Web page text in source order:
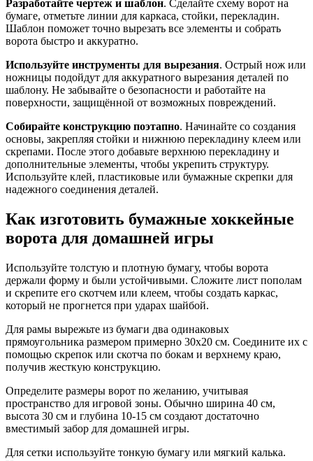
Разработайте чертеж и шаблон. Сделайте схему ворот на
бумаге, отметьте линии для каркаса, стойки, перекладин.
Шаблон поможет точно вырезать все элементы и собрать
ворота быстро и аккуратно.
Используйте инструменты для вырезания. Острый нож или
ножницы подойдут для аккуратного вырезания деталей по
шаблону. Не забывайте о безопасности и работайте на
поверхности, защищённой от возможных повреждений.
Собирайте конструкцию поэтапно. Начинайте со создания
основы, закрепляя стойки и нижнюю перекладину клеем или
скрепами. После этого добавьте верхнюю перекладину и
дополнительные элементы, чтобы укрепить структуру.
Используйте клей, пластиковые или бумажные скрепки для
надежного соединения деталей.
Как изготовить бумажные хоккейные
ворота для домашней игры
Используйте толстую и плотную бумагу, чтобы ворота
держали форму и были устойчивыми. Сложите лист пополам
и скрепите его скотчем или клеем, чтобы создать каркас,
который не прогнется при ударах шайбой.
Для рамы вырежьте из бумаги два одинаковых
прямоугольника размером примерно 30х20 см. Соедините их с
помощью скрепок или скотча по бокам и верхнему краю,
получив жесткую конструкцию.
Определите размеры ворот по желанию, учитывая
пространство для игровой зоны. Обычно ширина 40 см,
высота 30 см и глубина 10-15 см создают достаточно
вместимый забор для домашней игры.
Для сетки используйте тонкую бумагу или мягкий калька.